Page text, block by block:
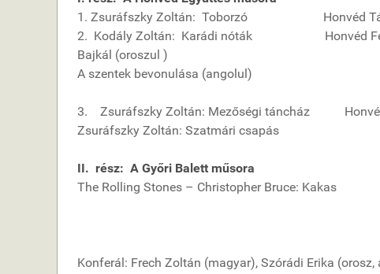
1. Zsuráfszky Zoltán: Toborzó Honvéd
2. Kodály Zoltán: Karádi nóták Honvéd
Bajkál (oroszul )
A szentek bevonulása (angolul)
3. Zsuráfszky Zoltán: Mezőségi táncház Honvéd
Zsuráfszky Zoltán: Szatmári csapás
II. rész: A Győri Balett műsora
The Rolling Stones – Christopher Bruce: Kakas
Konferál: Frech Zoltán (magyar), Szórádi Erika (orosz,